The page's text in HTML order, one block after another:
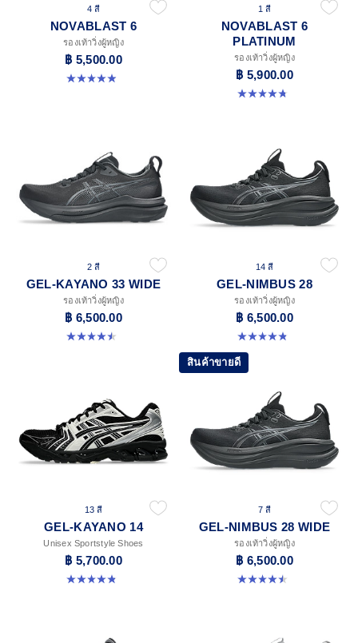
4 สี
NOVABLAST 6
รองเท้าวิ่งผู้หญิง
฿ 5,500.00
5.0 จาก 5 ดาว 70 รีวิว
1 สี
NOVABLAST 6
PLATINUM
รองเท้าวิ่งผู้หญิง
฿ 5,900.00
4.8 จาก 5 ดาว 4 รีวิว
2 สี
GEL-KAYANO 33 WIDE
รองเท้าวิ่งผู้หญิง
฿ 6,500.00
4.5 จาก 5 ดาว 2 รีวิว
14 สี
GEL-NIMBUS 28
รองเท้าวิ่งผู้หญิง
฿ 6,500.00
4.8 จาก 5 ดาว 183 รีวิว
13 สี
GEL-KAYANO 14
Unisex Sportstyle Shoes
฿ 5,700.00
4.8 จาก 5 ดาว 1722 รีวิว
สินค้าขายดี
7 สี
GEL-NIMBUS 28 WIDE
รองเท้าวิ่งผู้หญิง
฿ 6,500.00
4.5 จาก 5 ดาว 14 รีวิว